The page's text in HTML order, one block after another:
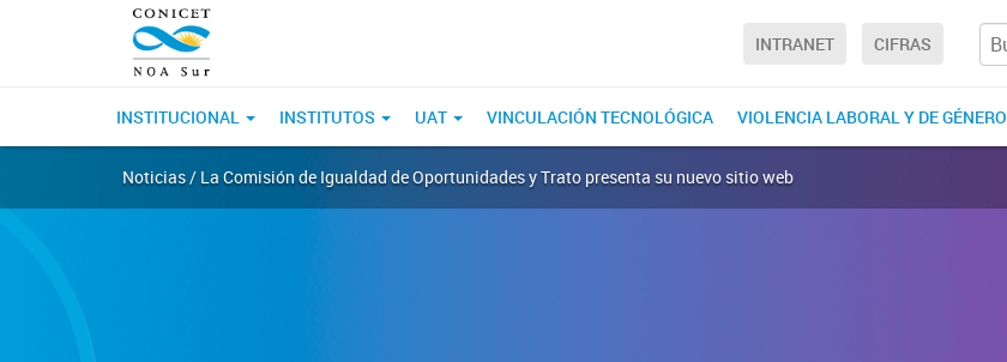
INTRANET CIFRAS
INSTITUCIONAL INSTITUTOS UAT VINCULACIÓN TECNOLÓGICA VIOLENCIA LABORAL Y DE GÉNERO
Noticias / La Comisión de Igualdad de Oportunidades y Trato presenta su nuevo sitio web